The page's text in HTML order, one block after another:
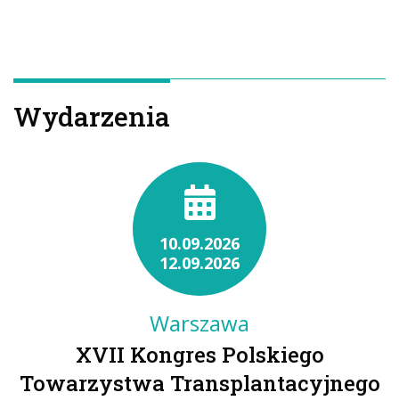
Wydarzenia
10.09.2026
12.09.2026
Warszawa
XVII Kongres Polskiego
Towarzystwa Transplantacyjnego